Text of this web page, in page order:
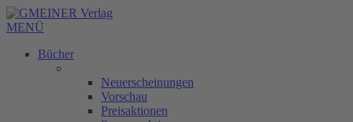
MENÜ
Bücher
Neuerscheinungen
Vorschau
Preisaktionen